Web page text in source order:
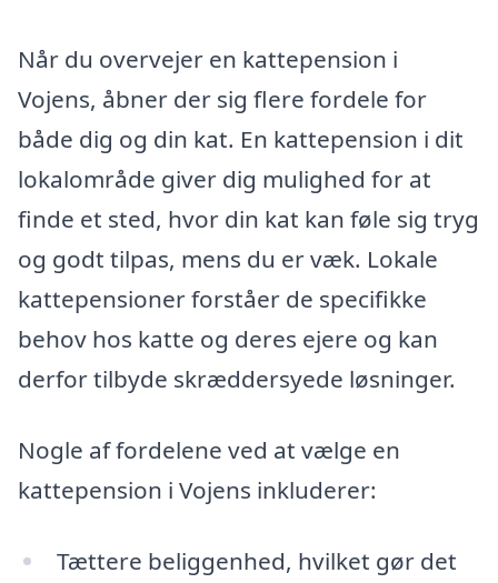
Når du overvejer en kattepension i
Vojens, åbner der sig flere fordele for
både dig og din kat. En kattepension i dit
lokalområde giver dig mulighed for at
finde et sted, hvor din kat kan føle sig tryg
og godt tilpas, mens du er væk. Lokale
kattepensioner forståer de specifikke
behov hos katte og deres ejere og kan
derfor tilbyde skræddersyede løsninger.
Nogle af fordelene ved at vælge en
kattepension i Vojens inkluderer:
Tættere beliggenhed, hvilket gør det